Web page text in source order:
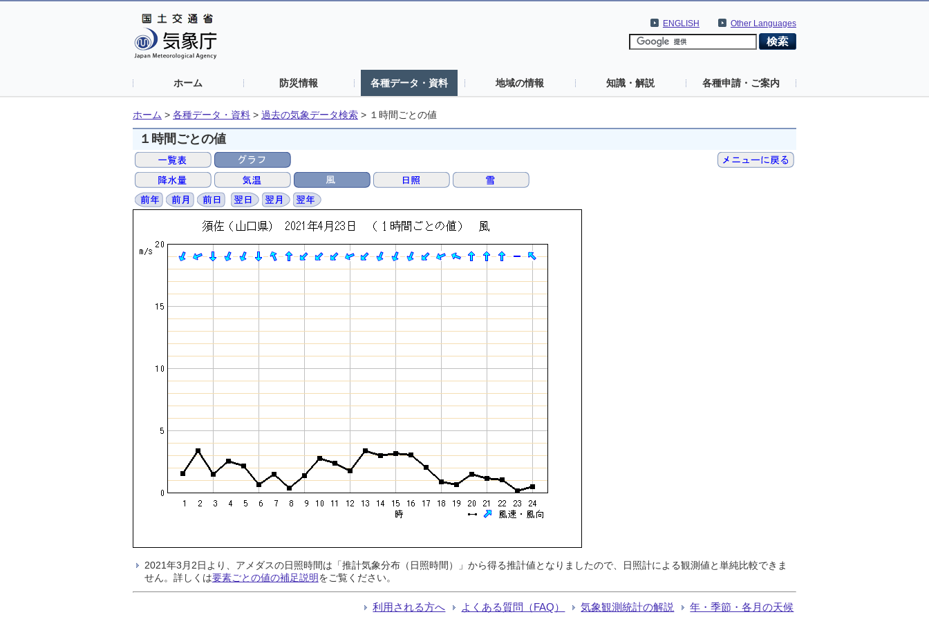
Other Languages
ENGLISH
ホーム 防災情報 各種データ・資料 地域の情報 知識・解説 各種申請・ご案内
ホーム > 各種データ・資料 > 過去の気象データ検索 > １時間ごとの値
１時間ごとの値
2021年3月2日より、アメダスの日照時間は「推計気象分布（日照時間）」から得る推計値となりましたので、日照計による観測値と単純比較できま
せん。詳しくは要素ごとの値の補足説明をご覧ください。
利用される方へ よくある質問（FAQ） 気象観測統計の解説 年・季節・各月の天候